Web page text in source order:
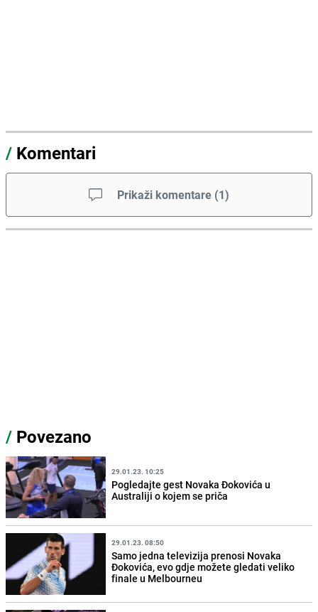
/ Komentari
Prikaži komentare (1)
/ Povezano
29.01.23. 10:25
Pogledajte gest Novaka Đokovića u
Australiji o kojem se priča
29.01.23. 08:50
Samo jedna televizija prenosi Novaka
Đokovića, evo gdje možete gledati veliko
finale u Melbourneu